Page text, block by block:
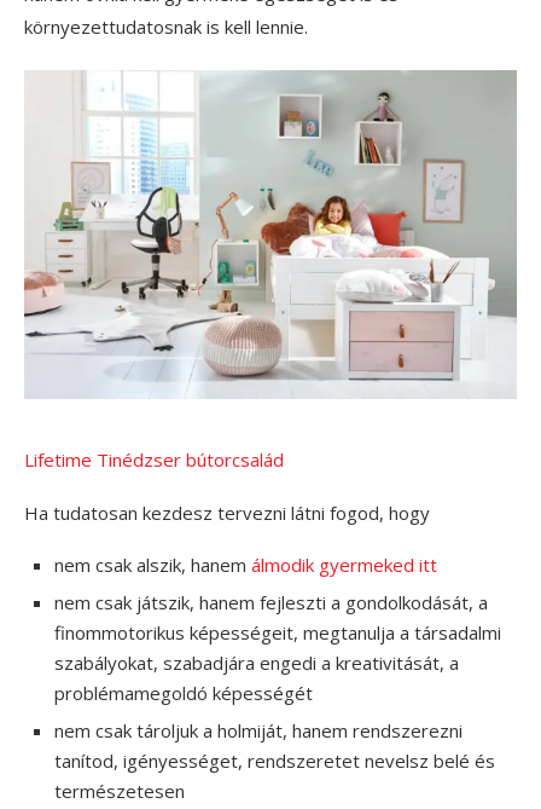
környezettudatosnak is kell lennie.
Lifetime Tinédzser bútorcsalád
Ha tudatosan kezdesz tervezni látni fogod, hogy
nem csak alszik, hanem álmodik gyermeked itt
nem csak játszik, hanem fejleszti a gondolkodását, a
finommotorikus képességeit, megtanulja a társadalmi
szabályokat, szabadjára engedi a kreativitását, a
problémamegoldó képességét
nem csak tároljuk a holmiját, hanem rendszerezni
tanítod, igényességet, rendszeretet nevelsz belé és
természetesen